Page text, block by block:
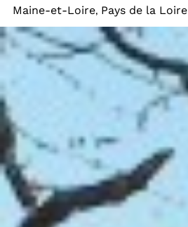
Maine-et-Loire, Pays de la Loire